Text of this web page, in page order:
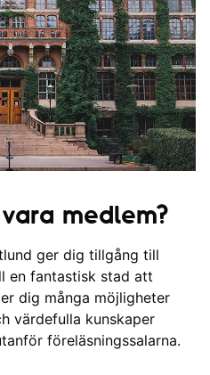
medlem?
ger dig tillgång till
en fantastisk stad att
dig många möjligheter
värdefulla kunskaper
föreläsningssalarna.